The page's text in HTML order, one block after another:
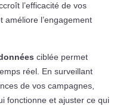
l’efficacité de vos
améliore l’engagement
ciblée permet
réel. En surveillant
de vos campagnes,
fonctionne et ajuster ce qui